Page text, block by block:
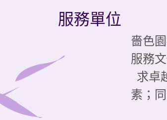
服務單位
嗇色
服務
求卓
素；